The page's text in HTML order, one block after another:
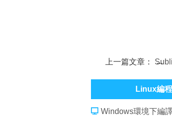
上一篇文章：
Linux編程
Windows環境下編